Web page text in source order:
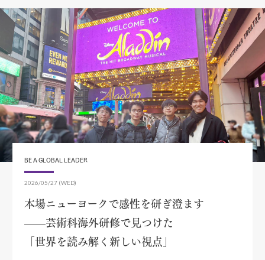
BE A GLOBAL LEADER
2026/05/27 (WED)
本場ニューヨークで感性を研ぎ澄ます
——芸術科海外研修で見つけた
「世界を読み解く新しい視点」